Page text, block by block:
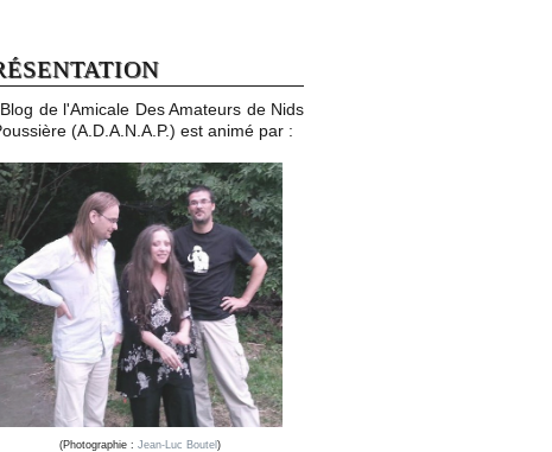
de l'Amicale Des Amateurs de Nids
(A.D.A.N.A.P.) est animé par :
(Photographie : Jean-Luc Boutel )